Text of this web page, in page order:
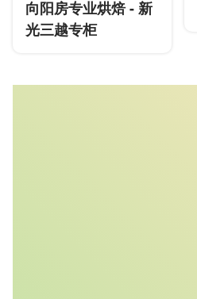
向阳房专业烘焙 - 新
光三越专柜